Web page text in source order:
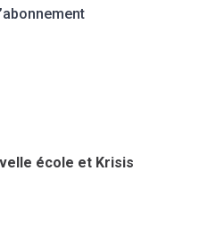
école et Krisis